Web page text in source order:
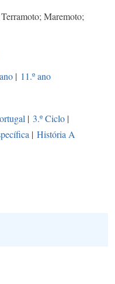
Maremoto;
| 11.º ano
| 3.º Ciclo |
| História A